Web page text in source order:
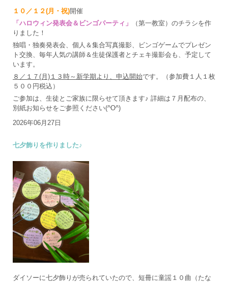
１０／１２(月・祝)開催
「ハロウィン発表会＆ビンゴパーティ」
（第一教室）のチラシを作
りました！
独唱・独奏発表会、個人＆集合写真撮影、ビンゴゲームでプレゼン
ト交換、毎年人気の講師＆生徒保護者とチェキ撮影会も、予定して
います。
８／１７(月)１３時～新学期より、申込開始です。（参加費１人１枚
５００円税込）
ご参加は、生徒とご家族に限らせて頂きます♪ 詳細は７月配布の、
別紙お知らせをご参照ください(^O^)
2026年06月27日
七夕飾りを作りました♪
ダイソーに七夕飾りが売られていたので、短冊に童謡１０曲（たな